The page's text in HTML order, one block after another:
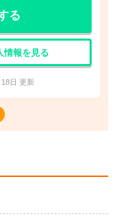
る
情報を見る
日 更新